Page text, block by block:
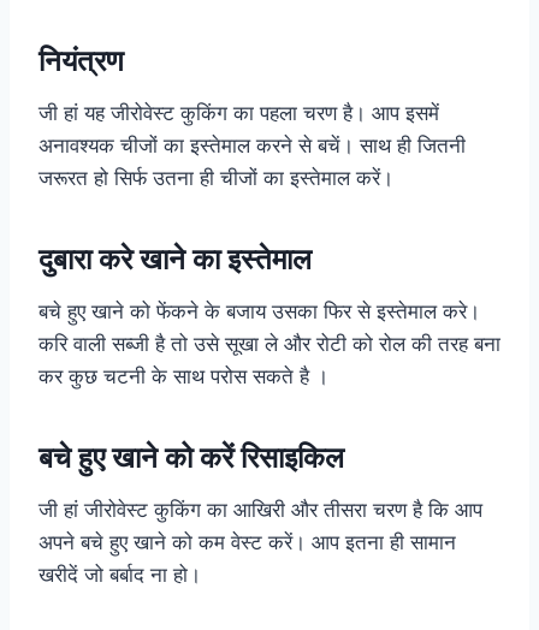
नियंत्रण
जी हां यह जीरोवेस्ट कुकिंग का पहला चरण है। आप इसमें
अनावश्यक चीजों का इस्तेमाल करने से बचें। साथ ही जितनी
जरूरत हो सिर्फ उतना ही चीजों का इस्तेमाल करें।
दुबारा करे खाने का इस्तेमाल
बचे हुए खाने को फेंकने के बजाय उसका फिर से इस्तेमाल करे।
करि वाली सब्जी है तो उसे सूखा ले और रोटी को रोल की तरह बना
कर कुछ चटनी के साथ परोस सकते है ।
बचे हुए खाने को करें रिसाइकिल
जी हां जीरोवेस्ट कुकिंग का आखिरी और तीसरा चरण है कि आप
अपने बचे हुए खाने को कम वेस्ट करें। आप इतना ही सामान
खरीदें जो बर्बाद ना हो।